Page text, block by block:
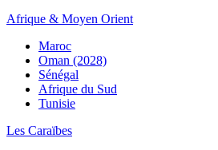
Afrique & Moyen Orient
Maroc
Oman (2028)
Sénégal
Afrique du Sud
Tunisie
Les Caraïbes